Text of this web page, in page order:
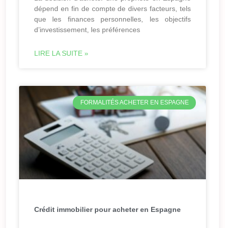
dépend en fin de compte de divers facteurs, tels
que les finances personnelles, les objectifs
d’investissement, les préférences
LIRE LA SUITE »
FORMALITÉS ACHETER EN ESPAGNE
Crédit immobilier pour acheter en Espagne